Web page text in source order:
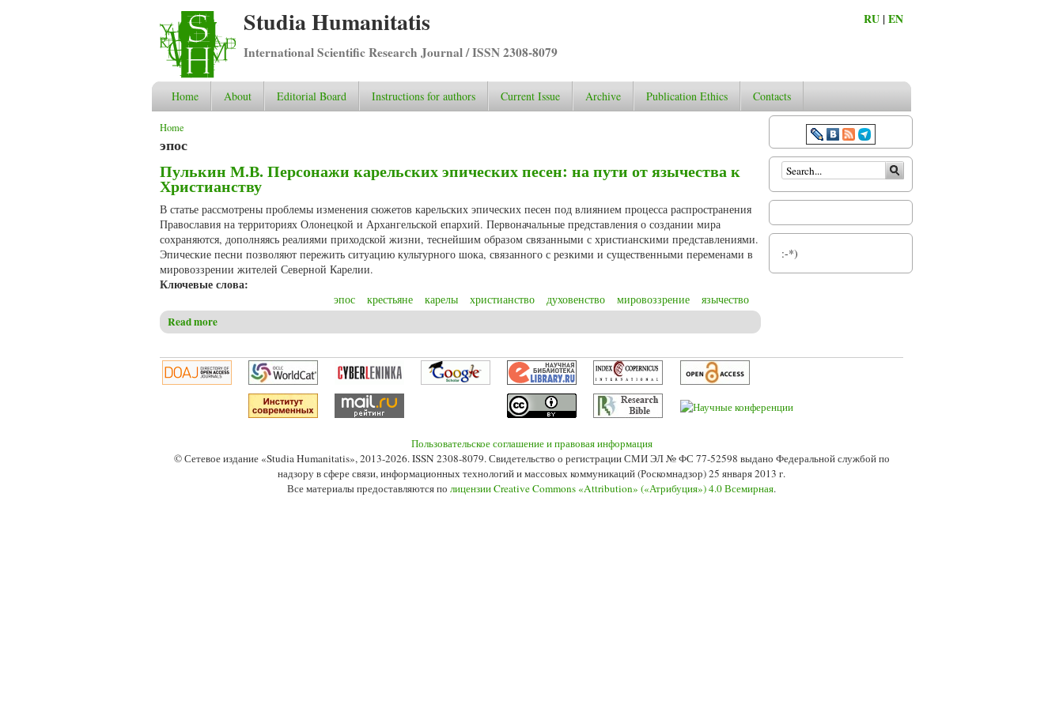
Studia Humanitatis
International Scientific Research Journal / ISSN 2308-8079
RU |EN
Home About Editorial Board Instructions for authors Current Issue Archive Publication Ethics Contacts
You are here
Home
эпос
Пулькин М.В. Персонажи карельских эпических песен: на пути от язычества к
Христианству
В статье рассмотрены проблемы изменения сюжетов карельских эпических песен под влиянием процесса распространения
Православия на территориях Олонецкой и Архангельской епархий. Первоначальные представления о создании мира
сохраняются, дополняясь реалиями приходской жизни, теснейшим образом связанными с христианскими представлениями.
Эпические песни позволяют пережить ситуацию культурного шока, связанного с резкими и существенными переменами в
мировоззрении жителей Северной Карелии.
Ключевые слова:
эпос крестьяне карелы христианство духовенство мировоззрение язычество
Read more
Search form
:-*)
Пользовательское соглашение и правовая информация
© Сетевое издание «Studia Humanitatis», 2013-2026. ISSN 2308-8079. Свидетельство о регистрации СМИ ЭЛ № ФС 77-52598 выдано Федеральной службой по
надзору в сфере связи, информационных технологий и массовых коммуникаций (Роскомнадзор) 25 января 2013 г.
Все материалы предоставляются по лицензии Creative Commons «Attribution» («Атрибуция») 4.0 Всемирная.